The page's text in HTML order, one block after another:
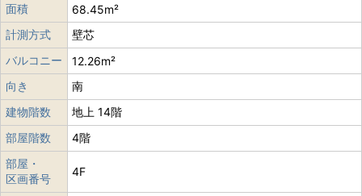
面積
68.45m²
計測方式
壁芯
バルコニー
12.26m²
向き
南
建物階数
地上 14階
部屋階数
4階
部屋・
区画番号
4F